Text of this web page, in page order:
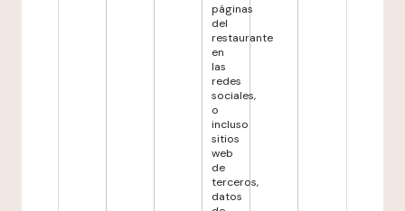
páginas
del
restaurante
en
las
redes
sociales,
o
incluso
sitios
web
de
terceros,
datos